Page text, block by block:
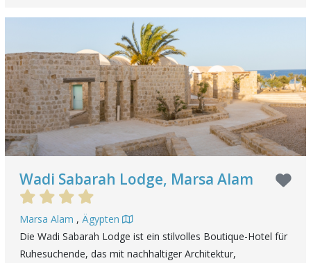
Wadi Sabarah Lodge, Marsa Alam
Marsa Alam , Ägypten
Die Wadi Sabarah Lodge ist ein stilvolles Boutique-Hotel für
Ruhesuchende, das mit nachhaltiger Architektur,